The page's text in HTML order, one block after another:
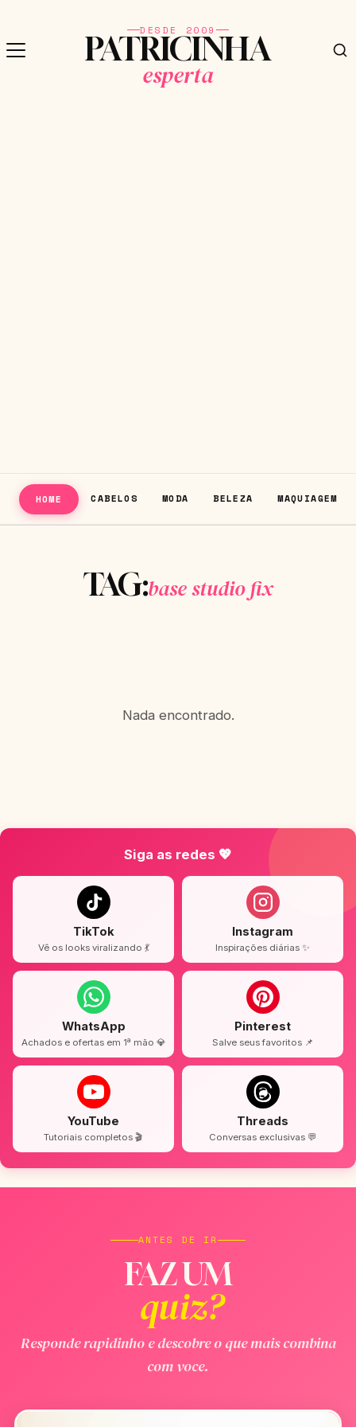
DESDE 2009
PATRICINHA
esperta
HOME CABELOS MODA BELEZA MAQUIAGEM
TAG:base studio fix
Nada encontrado.
Siga as redes 💖
TikTok
Vê os looks viralizando 💃
Instagram
Inspirações diárias ✨
WhatsApp
Achados e ofertas em 1ª mão 💎
Pinterest
Salve seus favoritos 📌
YouTube
Tutoriais completos 🎬
Threads
Conversas exclusivas 💬
ANTES DE IR
FAZ UM
quiz?
Responde rapidinho e descobre o que mais combina
com voce.